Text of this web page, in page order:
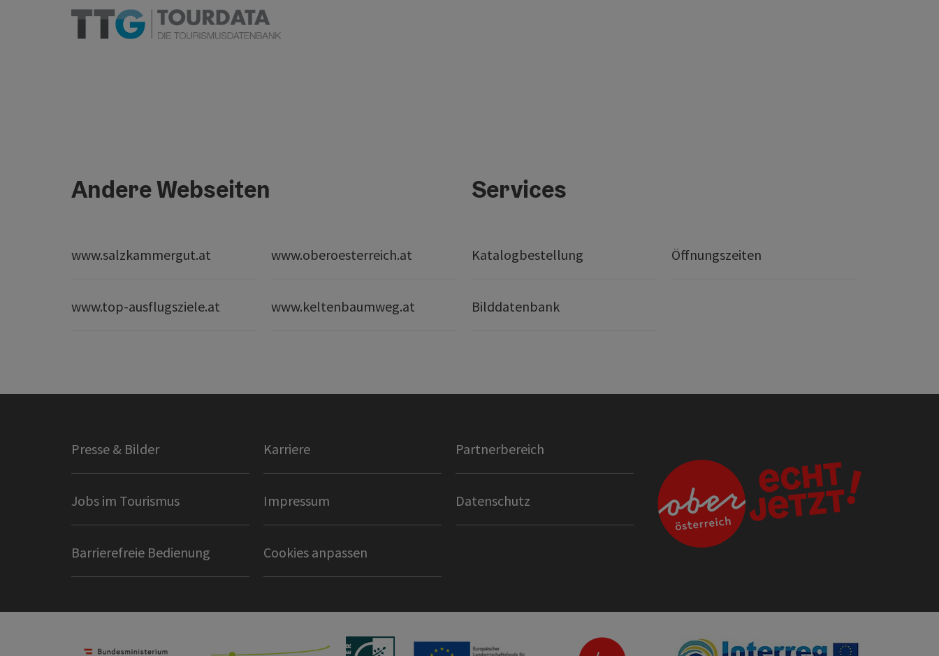
Andere Webseiten
www.salzkammergut.at www.oberoesterreich.at
www.top-ausflugsziele.at www.keltenbaumweg.at
Services
Katalogbestellung Öffnungszeiten
Bilddatenbank
Presse & Bilder Karriere Partnerbereich
Jobs im Tourismus Impressum Datenschutz
Barrierefreie Bedienung Cookies anpassen